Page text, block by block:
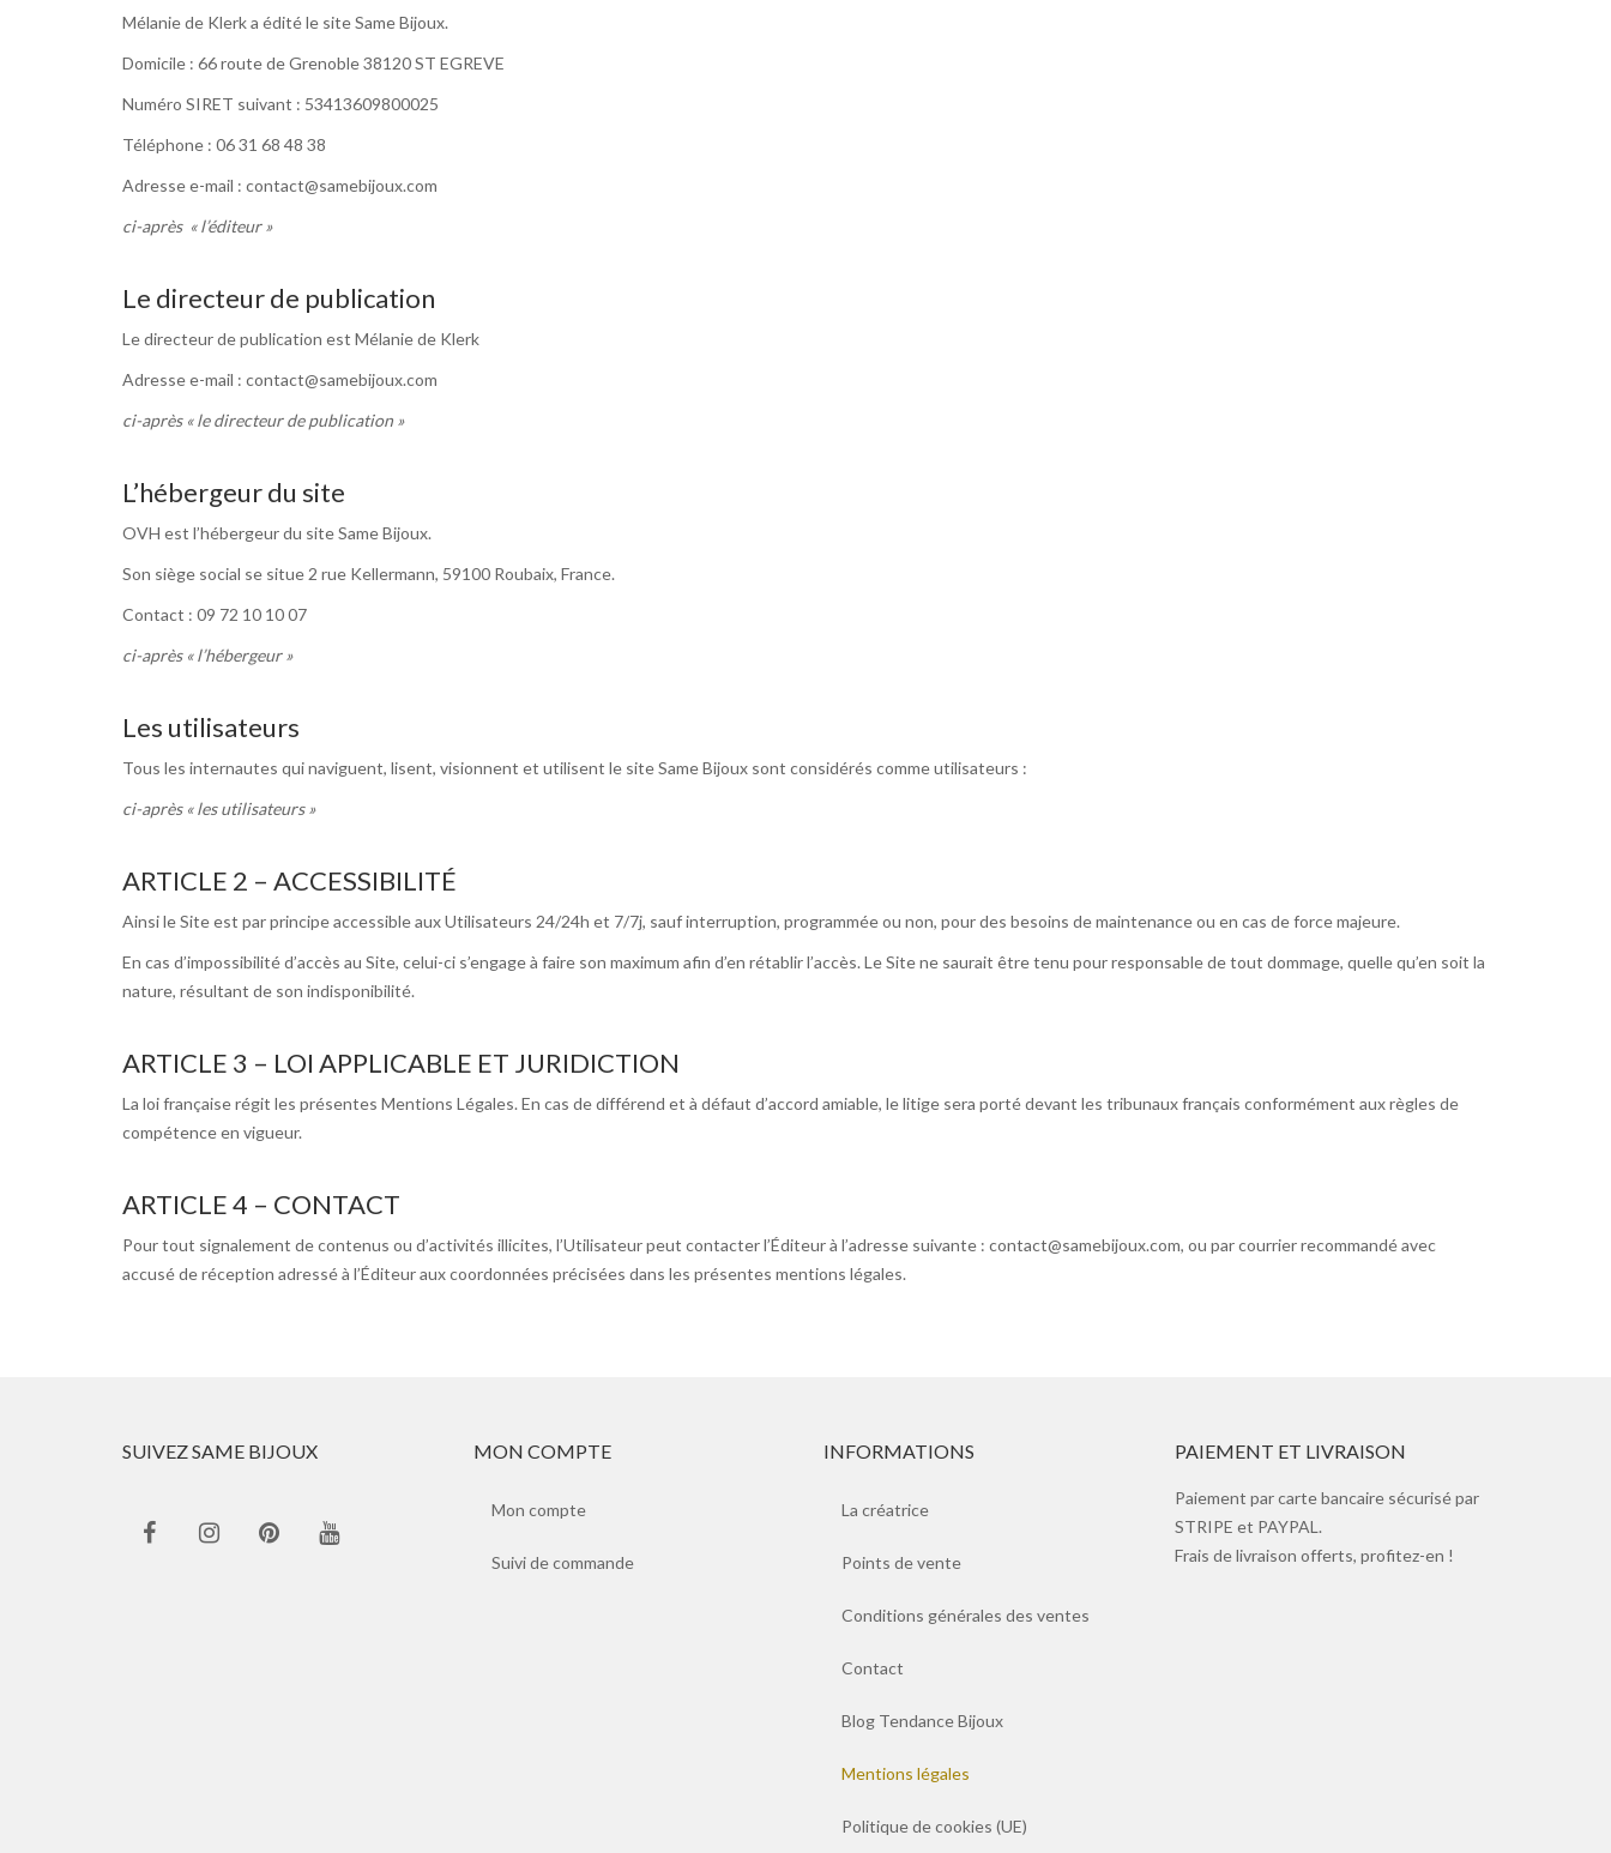
Mélanie de Klerk a édité le site Same Bijoux.
Domicile : 66 route de Grenoble 38120 ST EGREVE
Numéro SIRET suivant : 53413609800025
Téléphone : 06 31 68 48 38
Adresse e-mail : contact@samebijoux.com
ci-après « l’éditeur »
Le directeur de publication
Le directeur de publication est Mélanie de Klerk
Adresse e-mail : contact@samebijoux.com
ci-après « le directeur de publication »
L’hébergeur du site
OVH est l’hébergeur du site Same Bijoux.
Son siège social se situe 2 rue Kellermann, 59100 Roubaix, France.
Contact : 09 72 10 10 07
ci-après « l’hébergeur »
Les utilisateurs
Tous les internautes qui naviguent, lisent, visionnent et utilisent le site Same Bijoux sont considérés comme utilisateurs :
ci-après « les utilisateurs »
ARTICLE 2 – ACCESSIBILITÉ
Ainsi le Site est par principe accessible aux Utilisateurs 24/24h et 7/7j, sauf interruption, programmée ou non, pour des besoins de maintenance ou en cas de force majeure.
En cas d’impossibilité d’accès au Site, celui-ci s’engage à faire son maximum afin d’en rétablir l’accès. Le Site ne saurait être tenu pour responsable de tout dommage, quelle qu’en soit la
nature, résultant de son indisponibilité.
ARTICLE 3 – LOI APPLICABLE ET JURIDICTION
La loi française régit les présentes Mentions Légales. En cas de différend et à défaut d’accord amiable, le litige sera porté devant les tribunaux français conformément aux règles de
compétence en vigueur.
ARTICLE 4 – CONTACT
Pour tout signalement de contenus ou d’activités illicites, l’Utilisateur peut contacter l’Éditeur à l’adresse suivante : contact@samebijoux.com, ou par courrier recommandé avec
accusé de réception adressé à l’Éditeur aux coordonnées précisées dans les présentes mentions légales.
SUIVEZ SAME BIJOUX MON COMPTE
Mon compte
Suivi de commande
INFORMATIONS
La créatrice
Points de vente
Conditions générales des ventes
Contact
Blog Tendance Bijoux
Mentions légales
Politique de cookies (UE)
PAIEMENT ET LIVRAISON
Paiement par carte bancaire sécurisé par
STRIPE et PAYPAL.
Frais de livraison offerts, profitez-en !